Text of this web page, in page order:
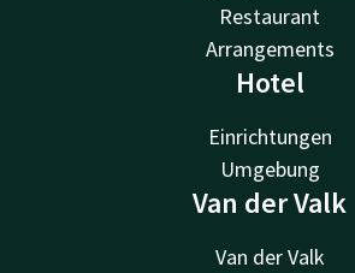
Restaurant
Arrangements
Hotel
Einrichtungen
Umgebung
Van der Valk
Van der Valk